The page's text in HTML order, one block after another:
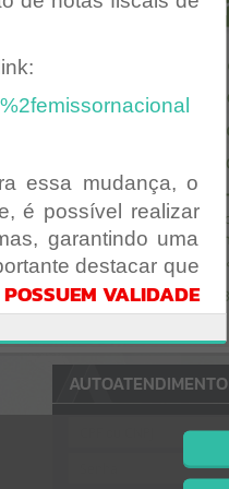
AUTOATENDIMENTO
essa mudança, o
é possível realizar
garantindo uma
destacar que
VALIDADE
de testes pelo link
Identificacao?